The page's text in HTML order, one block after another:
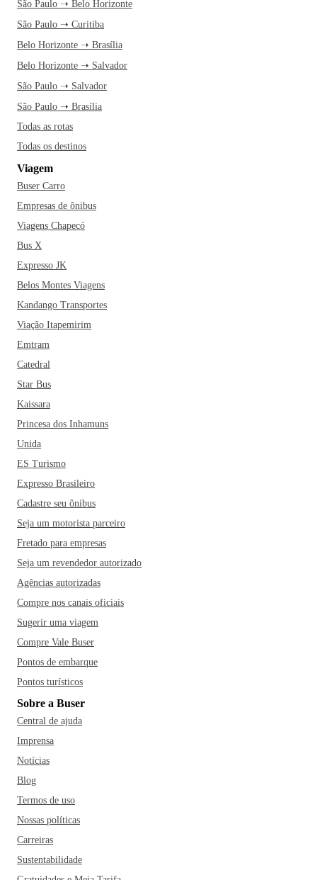
São Paulo ➝ Belo Horizonte
São Paulo ➝ Curitiba
Belo Horizonte ➝ Brasília
Belo Horizonte ➝ Salvador
São Paulo ➝ Salvador
São Paulo ➝ Brasília
Todas as rotas
Todas os destinos
Viagem
Buser Carro
Empresas de ônibus
Viagens Chapecó
Bus X
Expresso JK
Belos Montes Viagens
Kandango Transportes
Viação Itapemirim
Emtram
Catedral
Star Bus
Kaissara
Princesa dos Inhamuns
Unida
ES Turismo
Expresso Brasileiro
Cadastre seu ônibus
Seja um motorista parceiro
Fretado para empresas
Seja um revendedor autorizado
Agências autorizadas
Compre nos canais oficiais
Sugerir uma viagem
Compre Vale Buser
Pontos de embarque
Pontos turísticos
Sobre a Buser
Central de ajuda
Imprensa
Notícias
Blog
Termos de uso
Nossas políticas
Carreiras
Sustentabilidade